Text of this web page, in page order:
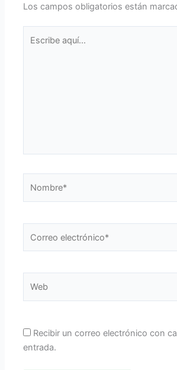
Los campos obligatorios están
electrónico*
Recibir un correo electrónico con
entrada.